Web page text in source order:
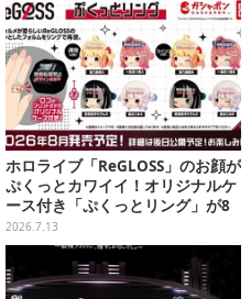
ホロライブ「ReGLOSS」のお顔が
ぷくっとカワイイ！オリジナルケ
ース付き「ぷくっとリング」が8
月発売決定
2026.7.13